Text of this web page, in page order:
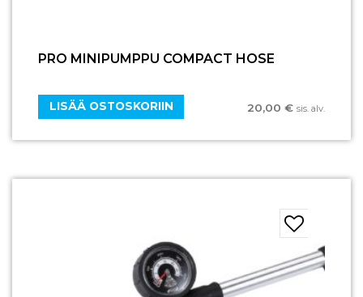
PRO MINIPUMPPU COMPACT HOSE
20,00 € sis. alv.
LISÄÄ OSTOSKORIIN